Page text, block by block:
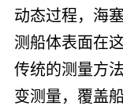
动态过程，海
测船体表面在
传统的测量方
变测量，覆盖